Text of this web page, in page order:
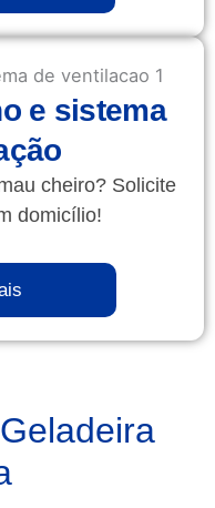
e sistema
cheiro? Solicite
domicílio!